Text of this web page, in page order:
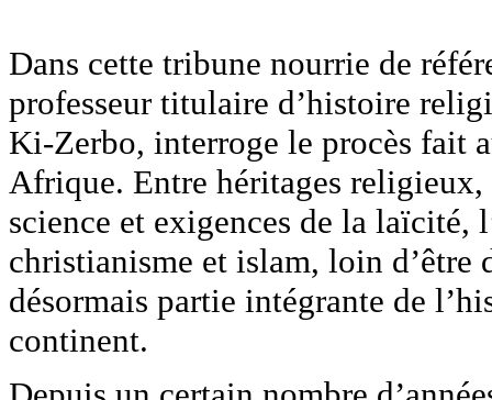
Dans cette tribune nourrie de
professeur titulaire d’histoire
Ki-Zerbo, interroge le procès fait
Afrique. Entre héritages
science et exigences de la laïcité,
christianisme et islam, loin d’être
désormais partie intégrante de
continent.